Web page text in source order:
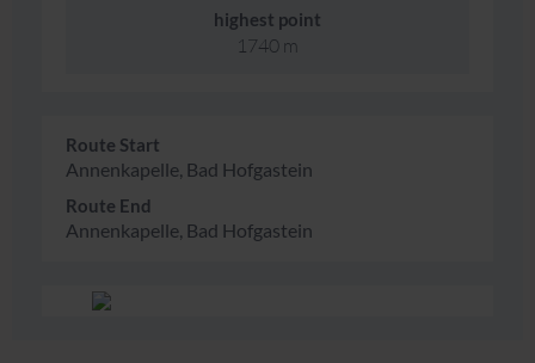
highest point
1740 m
Route Start
Annenkapelle, Bad Hofgastein
Route End
Annenkapelle, Bad Hofgastein